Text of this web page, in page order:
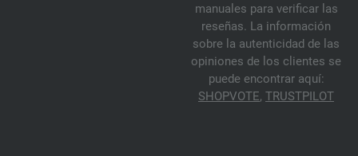
manuales para verificar las
reseñas. La información
sobre la autenticidad de las
opiniones de los clientes se
puede encontrar aquí:
SHOPVOTE, TRUSTPILOT